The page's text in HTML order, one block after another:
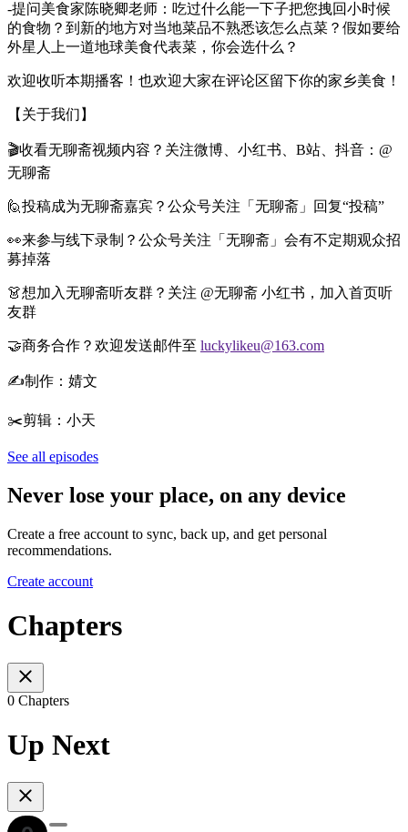
-提问美食家陈晓卿老师：吃过什么能一下子把您拽回小时候
的食物？到新的地方对当地菜品不熟悉该怎么点菜？假如要给
外星人上一道地球美食代表菜，你会选什么？
欢迎收听本期播客！也欢迎大家在评论区留下你的家乡美食！
【关于我们】
🎬收看无聊斋视频内容？关注微博、小红书、B站、抖音：@
无聊斋
🙋投稿成为无聊斋嘉宾？公众号关注「无聊斋」回复“投稿”
👀来参与线下录制？公众号关注「无聊斋」会有不定期观众招
募掉落
👗想加入无聊斋听友群？关注 @无聊斋 小红书，加入首页听
友群
🤝商务合作？欢迎发送邮件至 luckylikeu@163.com
✍️制作：婧文
✂️剪辑：小天
See all episodes
Never lose your place, on any device
Create a free account to sync, back up, and get personal
recommendations.
Create account
Chapters
0 Chapters
Up Next